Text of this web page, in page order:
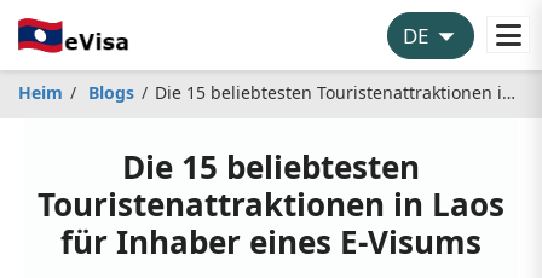
Heim Blogs Die 15 beliebtesten Touristenattraktionen in Laos für Inhaber eines E-Visums
Die 15 beliebtesten
Touristenattraktionen in Laos
für Inhaber eines E-Visums